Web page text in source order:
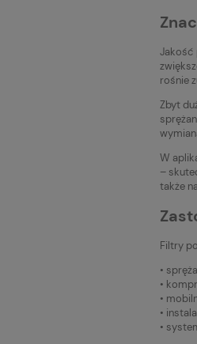
Jakość
rośnie
Zbyt
W
–
także
Filtry
•
•
•
•
•